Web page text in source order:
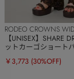
RODEO CROWNS
BOWL
【UNISEX】SHARE
ットカーゴショート
￥3,773 (30%OFF)